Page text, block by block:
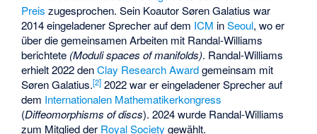
Preis zugesprochen. Sein Koautor Søren Galatius war
2014 eingeladener Sprecher auf dem ICM inSeoul, wo er
über die gemeinsamen Arbeiten mit Randal-Williams
berichtete (Moduli spaces of manifolds). Randal-Williams
erhielt 2022 denClay Research Awardgemeinsam mit
Søren Galatius.[2] 2022 war er eingeladener Sprecher auf
dem Internationalen Mathematikerkongress
(Diffeomorphisms of discs). 2024 wurde Randal-Williams
zum Mitglied der Royal Society gewählt.